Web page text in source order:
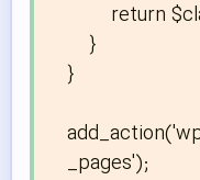
}
_pages');